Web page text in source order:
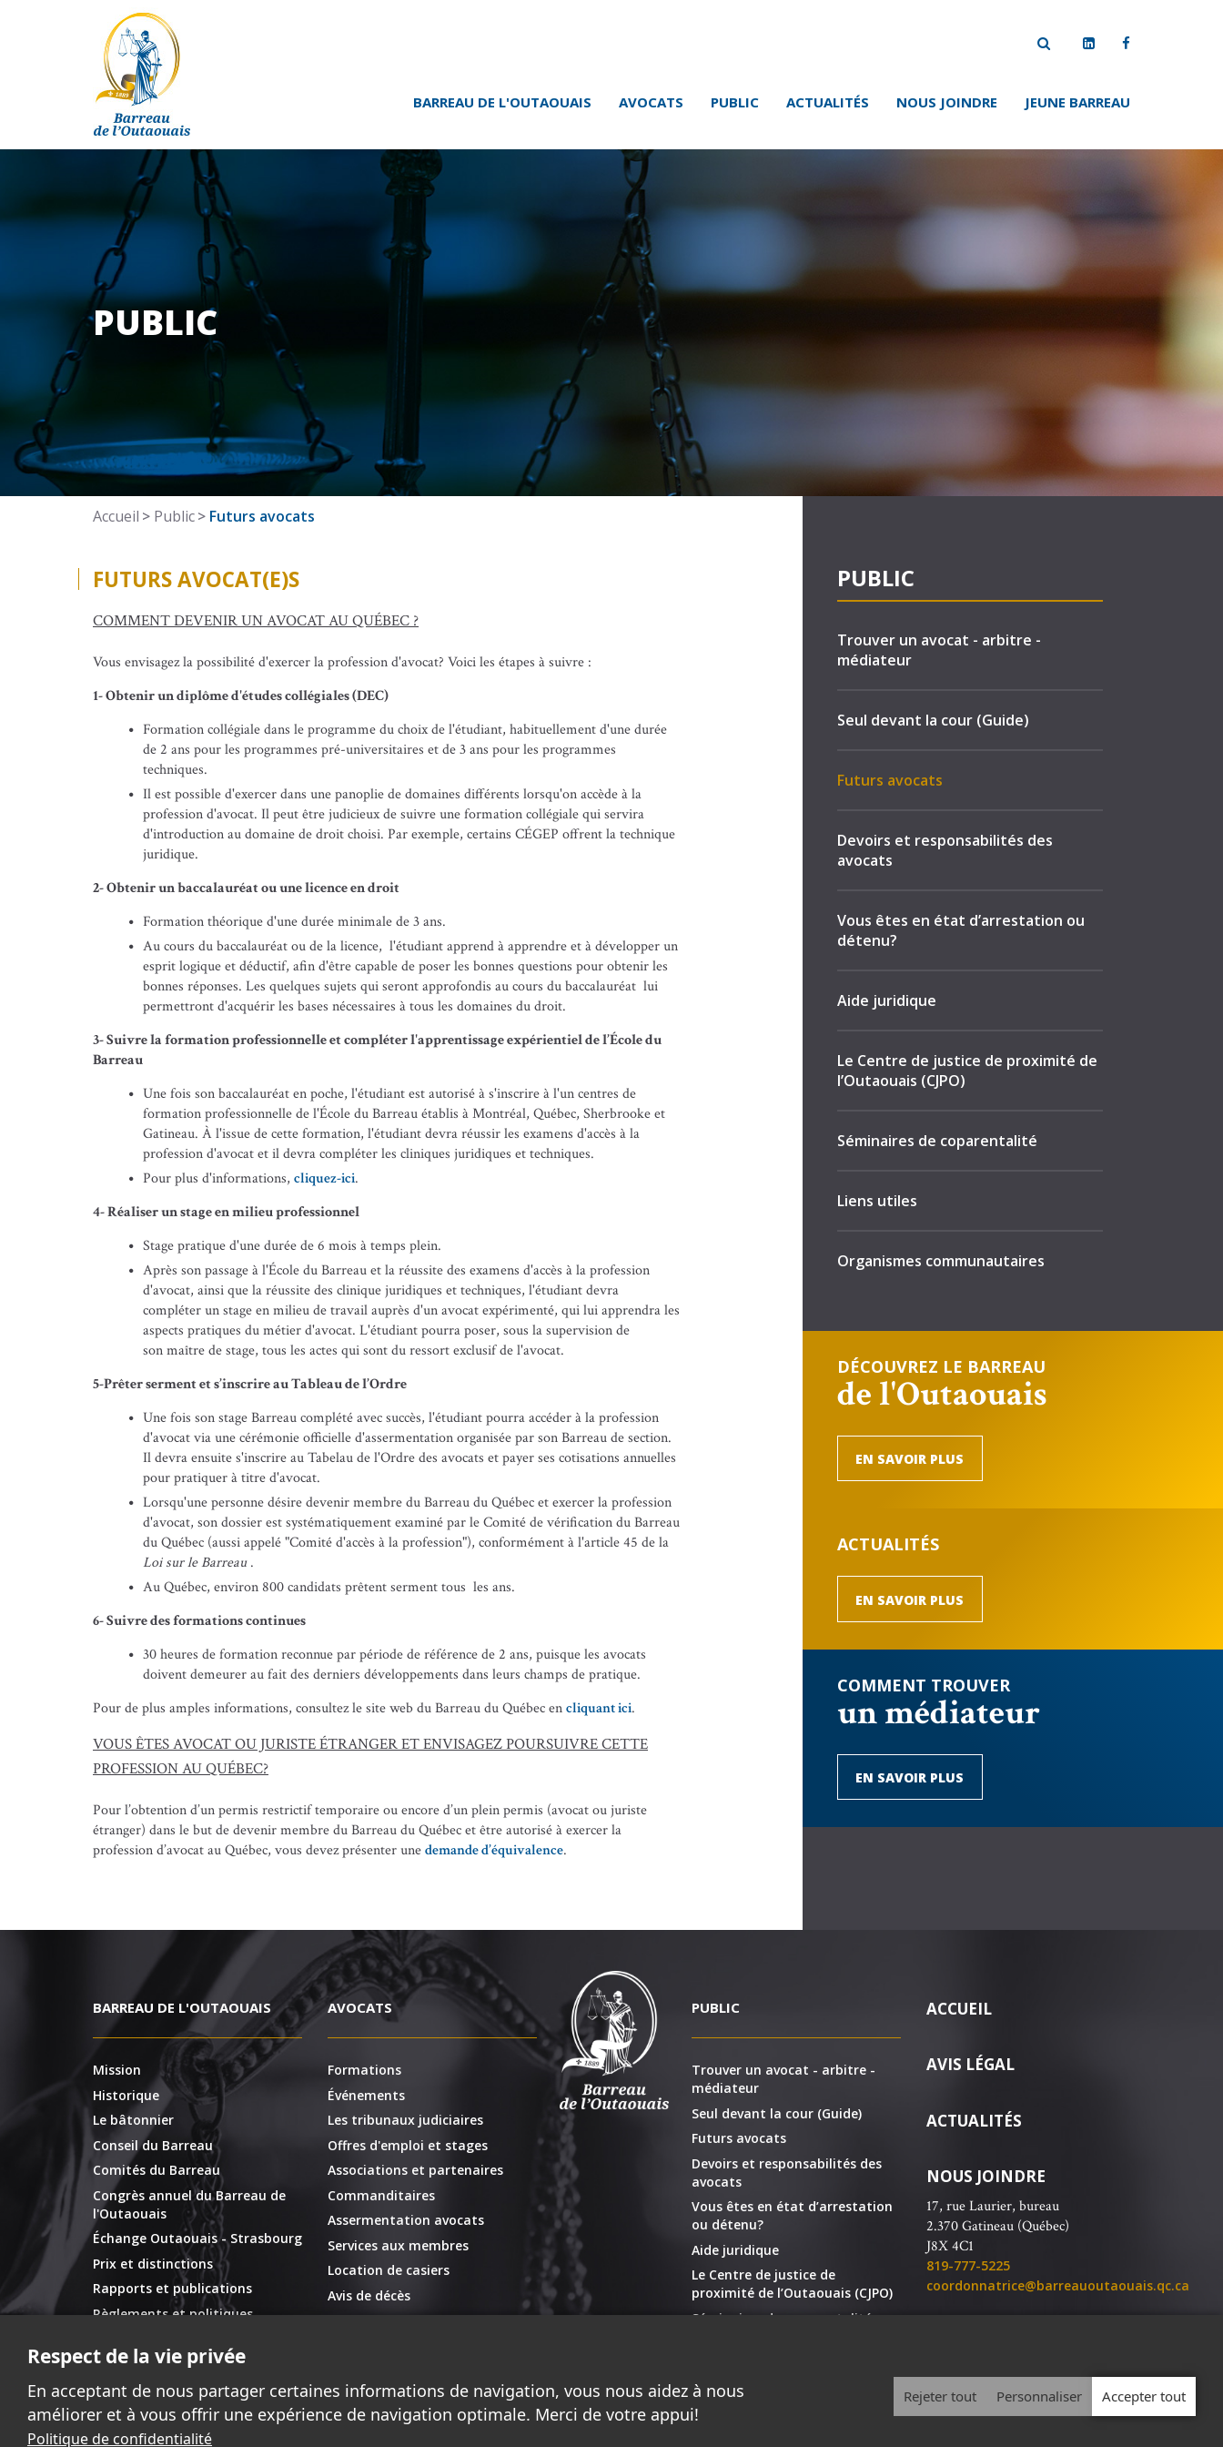
BARREAU DE L'OUTAOUAIS AVOCATS PUBLIC ACTUALITÉS NOUS JOINDRE JEUNE BARREAU
PUBLIC
Accueil Public Futurs avocats
FUTURS AVOCAT(E)S
COMMENT DEVENIR UN AVOCAT AU QUÉBEC ?
Vous envisagez la possibilité d'exercer la profession d'avocat? Voici les étapes à suivre :
1- Obtenir un diplôme d'études collégiales (DEC)
Formation collégiale dans le programme du choix de l'étudiant, habituellement d'une durée
de 2 ans pour les programmes pré-universitaires et de 3 ans pour les programmes
techniques.
Il est possible d'exercer dans une panoplie de domaines différents lorsqu'on accède à la
profession d'avocat. Il peut être judicieux de suivre une formation collégiale qui servira
d'introduction au domaine de droit choisi. Par exemple, certains CÉGEP offrent la technique
juridique.
2- Obtenir un baccalauréat ou une licence en droit
Formation théorique d'une durée minimale de 3 ans.
Au cours du baccalauréat ou de la licence, l'étudiant apprend à apprendre et à développer un
esprit logique et déductif, afin d'être capable de poser les bonnes questions pour obtenir les
bonnes réponses. Les quelques sujets qui seront approfondis au cours du baccalauréat lui
permettront d'acquérir les bases nécessaires à tous les domaines du droit.
3- Suivre la formation professionnelle et compléter l'apprentissage expérientiel de l’École du
Barreau
Une fois son baccalauréat en poche, l'étudiant est autorisé à s'inscrire à l'un centres de
formation professionnelle de l'École du Barreau établis à Montréal, Québec, Sherbrooke et
Gatineau. À l'issue de cette formation, l'étudiant devra réussir les examens d'accès à la
profession d'avocat et il devra compléter les cliniques juridiques et techniques.
Pour plus d'informations, cliquez-ici.
4- Réaliser un stage en milieu professionnel
Stage pratique d'une durée de 6 mois à temps plein.
Après son passage à l'École du Barreau et la réussite des examens d'accès à la profession
d'avocat, ainsi que la réussite des clinique juridiques et techniques, l'étudiant devra
compléter un stage en milieu de travail auprès d'un avocat expérimenté, qui lui apprendra les
aspects pratiques du métier d'avocat. L'étudiant pourra poser, sous la supervision de
son maître de stage, tous les actes qui sont du ressort exclusif de l'avocat.
5-Prêter serment et s’inscrire au Tableau de l’Ordre
Une fois son stage Barreau complété avec succès, l'étudiant pourra accéder à la profession
d'avocat via une cérémonie officielle d'assermentation organisée par son Barreau de section.
Il devra ensuite s'inscrire au Tabelau de l'Ordre des avocats et payer ses cotisations annuelles
pour pratiquer à titre d'avocat.
Lorsqu'une personne désire devenir membre du Barreau du Québec et exercer la profession
d'avocat, son dossier est systématiquement examiné par le Comité de vérification du Barreau
du Québec (aussi appelé "Comité d'accès à la profession"), conformément à l'article 45 de la
Loi sur le Barreau.
Au Québec, environ 800 candidats prêtent serment tous les ans.
6- Suivre des formations continues
30 heures de formation reconnue par période de référence de 2 ans, puisque les avocats
doivent demeurer au fait des derniers développements dans leurs champs de pratique.
Pour de plus amples informations, consultez le site web du Barreau du Québec encliquant ici.
VOUS ÊTES AVOCAT OU JURISTE ÉTRANGER ET ENVISAGEZ POURSUIVRE CETTE
PROFESSION AU QUÉBEC?
Pour l’obtention d’un permis restrictif temporaire ou encore d’un plein permis (avocat ou juriste
étranger) dans le but de devenir membre du Barreau du Québec et être autorisé à exercer la
profession d’avocat au Québec, vous devez présenter unedemande d’équivalence.
PUBLIC
Trouver un avocat - arbitre -
médiateur
Seul devant la cour (Guide)
Futurs avocats
Devoirs et responsabilités des
avocats
Vous êtes en état d’arrestation ou
détenu?
Aide juridique
Le Centre de justice de proximité de
l’Outaouais (CJPO)
Séminaires de coparentalité
Liens utiles
Organismes communautaires
DÉCOUVREZ LE BARREAU
de l'Outaouais
EN SAVOIR PLUS
ACTUALITÉS
EN SAVOIR PLUS
COMMENT TROUVER
un médiateur
EN SAVOIR PLUS
BARREAU DE L'OUTAOUAIS
Mission
Historique
Le bâtonnier
Conseil du Barreau
Comités du Barreau
Congrès annuel du Barreau de
l'Outaouais
Échange Outaouais - Strasbourg
Prix et distinctions
Rapports et publications
Règlements et politiques
AVOCATS
Formations
Événements
Les tribunaux judiciaires
Offres d'emploi et stages
Associations et partenaires
Commanditaires
Assermentation avocats
Services aux membres
Location de casiers
Avis de décès
PUBLIC
Trouver un avocat - arbitre -
médiateur
Seul devant la cour (Guide)
Futurs avocats
Devoirs et responsabilités des
avocats
Vous êtes en état d’arrestation
ou détenu?
Aide juridique
Le Centre de justice de
proximité de l’Outaouais (CJPO)
Séminaires de coparentalité
ACCUEIL
AVIS LÉGAL
ACTUALITÉS
NOUS JOINDRE
17, rue Laurier, bureau
2.370 Gatineau (Québec)
J8X 4C1
819-777-5225
coordonnatrice@barreauoutaouais.qc.ca
Respect de la vie privée
En acceptant de nous partager certaines informations de navigation, vous nous aidez à nous
améliorer et à vous offrir une expérience de navigation optimale. Merci de votre appui!
Politique de confidentialité
Rejeter tout Personnaliser Accepter tout